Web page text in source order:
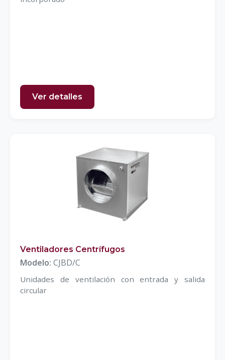
Ver detalles
Ventiladores Centrífugos
Modelo: CJBD/C
Unidades de ventilación con entrada y salida
circular